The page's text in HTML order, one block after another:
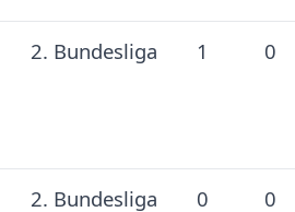
2. Bundesliga 1 0
2. Bundesliga 0 0